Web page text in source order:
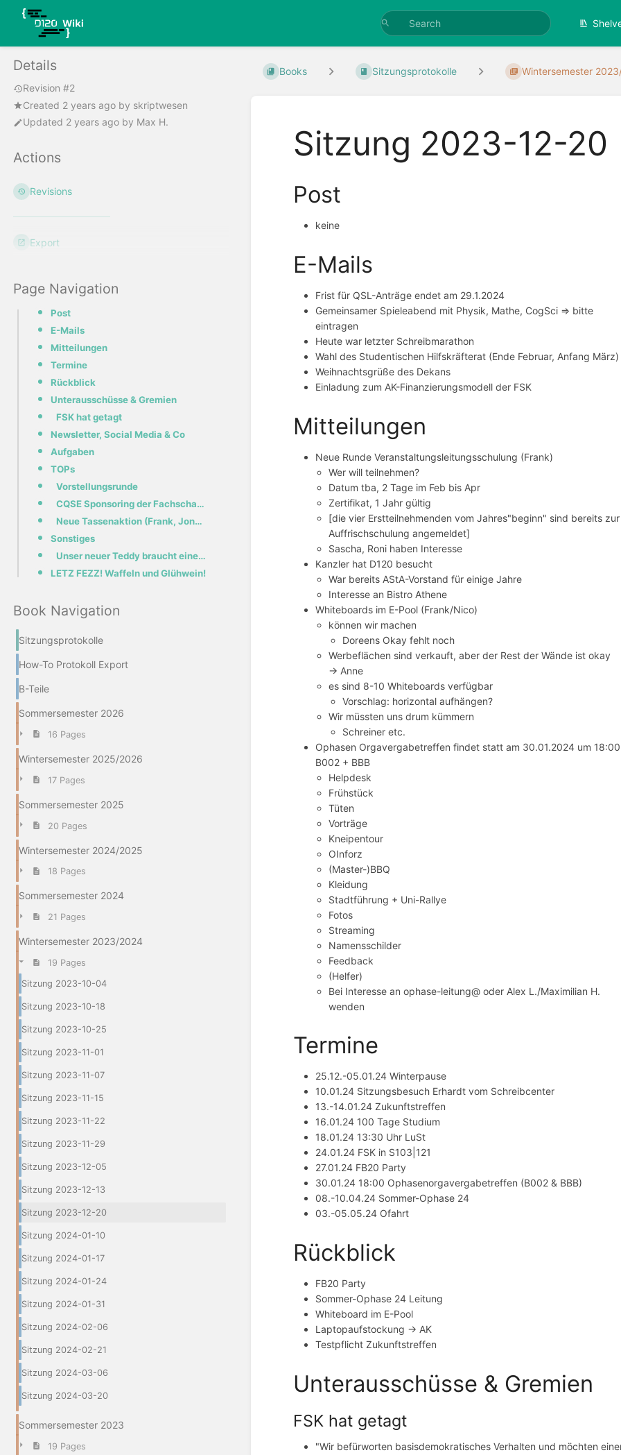
Details
Revision #2
Created 2 years ago by skriptwesen
Updated 2 years ago by Max H.
Actions
Revisions
Export
Page Navigation
Post
E-Mails
Mitteilungen
Termine
Rückblick
Unterausschüsse & Gremien
FSK hat getagt
Newsletter, Social Media & Co
Aufgaben
TOPs
Vorstellungsrunde
CQSE Sponsoring der Fachschaft (Maria, Jannis, Tim)
Neue Tassenaktion (Frank, Jonathan)
Sonstiges
Unser neuer Teddy braucht einen Namen! (Frank)
LETZ FEZZ! Waffeln und Glühwein!
Book Navigation
Sitzungsprotokolle
How-To Protokoll Export
B-Teile
Sommersemester 2026
16 Pages
Wintersemester 2025/2026
17 Pages
Sommersemester 2025
20 Pages
Wintersemester 2024/2025
18 Pages
Sommersemester 2024
21 Pages
Wintersemester 2023/2024
19 Pages
Sitzung 2023-10-04
Sitzung 2023-10-18
Sitzung 2023-10-25
Sitzung 2023-11-01
Sitzung 2023-11-07
Sitzung 2023-11-15
Sitzung 2023-11-22
Sitzung 2023-11-29
Sitzung 2023-12-05
Sitzung 2023-12-13
Sitzung 2023-12-20
Sitzung 2024-01-10
Sitzung 2024-01-17
Sitzung 2024-01-24
Sitzung 2024-01-31
Sitzung 2024-02-06
Sitzung 2024-02-21
Sitzung 2024-03-06
Sitzung 2024-03-20
Sommersemester 2023
19 Pages
Books Sitzungsprotokolle Wintersemester
Sitzung 2023-12-20
Post
keine
E-Mails
Frist für QSL-Anträge endet am 29.1.2024
Gemeinsamer Spieleabend mit Physik, Mathe, CogSci => bitte
eintragen
Heute war letzter Schreibmarathon
Wahl des Studentischen Hilfskräfterat (Ende Februar, Anfang März)
Weihnachtsgrüße des Dekans
Einladung zum AK-Finanzierungsmodell der FSK
Mitteilungen
Neue Runde Veranstaltungsleitungsschulung (Frank)
Wer will teilnehmen?
Datum tba, 2 Tage im Feb bis Apr
Zertifikat, 1 Jahr gültig
[die vier Erstteilnehmenden vom Jahres"beginn" sind bereits zur
Auffrischschulung angemeldet]
Sascha, Roni haben Interesse
Kanzler hat D120 besucht
War bereits AStA-Vorstand für einige Jahre
Interesse an Bistro Athene
Whiteboards im E-Pool (Frank/Nico)
können wir machen
Doreens Okay fehlt noch
Werbeflächen sind verkauft, aber der Rest der Wände ist okay
→ Anne
es sind 8-10 Whiteboards verfügbar
Vorschlag: horizontal aufhängen?
Wir müssten uns drum kümmern
Schreiner etc.
Ophasen Orgavergabetreffen findet statt am 30.01.2024 um
B002 + BBB
Helpdesk
Frühstück
Tüten
Vorträge
Kneipentour
OInforz
(Master-)BBQ
Kleidung
Stadtführung + Uni-Rallye
Fotos
Streaming
Namensschilder
Feedback
(Helfer)
Bei Interesse an ophase-leitung@ oder Alex L./Maximilian H.
wenden
Termine
25.12.-05.01.24 Winterpause
10.01.24 Sitzungsbesuch Erhardt vom Schreibcenter
13.-14.01.24 Zukunftstreffen
16.01.24 100 Tage Studium
18.01.24 13:30 Uhr LuSt
24.01.24 FSK in S103|121
27.01.24 FB20 Party
30.01.24 18:00 Ophasenorgavergabetreffen (B002 & BBB)
08.-10.04.24 Sommer-Ophase 24
03.-05.05.24 Ofahrt
Rückblick
FB20 Party
Sommer-Ophase 24 Leitung
Whiteboard im E-Pool
Laptopaufstockung -> AK
Testpflicht Zukunftstreffen
Unterausschüsse & Gremien
FSK hat getagt
"Wir befürworten basisdemokratisches Verhalten und möchten